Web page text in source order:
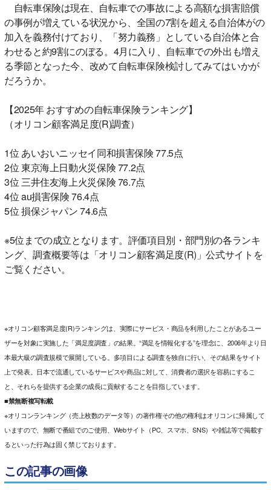
自転車保険は現在、自転車での事故による高額な損害賠償
の事例が増えている状況から、全国の7割を超える自治体がの
加入を義務付けており、「努力義務」としている自治体と合
わせると約9割にのぼる。4月に入り、自転車での外出も増え
る季節となった今、改めて自転車保険検討してみてはいかが
だろうか。
【2025年 おすすめの自転車保険ランキング】
（オリコン顧客満足度(R)調査）
1位 あいおいニッセイ同和損害保険 77.5点
2位 東京海上日動火災保険 77.2点
3位 三井住友海上火災保険 76.7点
4位 au損害保険 76.4点
5位 損保ジャパン 74.6点
※5位までの成立となります。評価項目別・部門別の各ランキ
ング、調査概要等は「オリコン顧客満足度(R)」公式サイトを
ご覧ください。
※オリコン顧客満足度(R)ランキングは、実際にサービス・商品を利用したことがあるユー
ザーを対象に実施した「満足度調査」の結果。“満足を情報化する”を理念に、2006年より日
本最大級の調査規模で展開している。多項目による調査を独自に行い、その結果をサイト
上で発表。日本で流通しているサービスや商品に対して、消費者の選択を容易にするこ
と、それらを提供する企業の成長に貢献することを目指しています。
■禁無断複写転載
※オリコンランキング（売上枚数のデータ等）の著作権その他の権利はオリコンに帰属して
いますので、無断で番組でのご使用、Webサイト（PC、スマホ、SNS）や雑誌等で掲載す
るといった行為は固く禁じております。
この記事の画像